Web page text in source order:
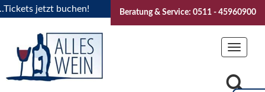
jetzt buchen! "Das Sommerfest 2026" Vive la
Beratung & Service: 0511 - 45960900
Toggle